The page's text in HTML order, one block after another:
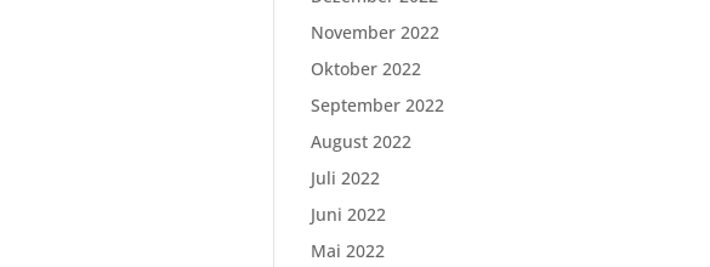
November 2022
Oktober 2022
September 2022
August 2022
Juli 2022
Juni 2022
Mai 2022